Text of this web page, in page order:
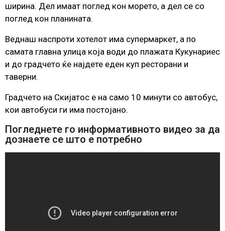
ширина. Дел имаат поглед кон морето, а дел се со
поглед кон планината.
Веднаш наспроти хотелот има супермаркет, а по
самата главна улица која води до плажата Кукунариес
и до градчето ќе најдете еден куп ресторани и
таверни.
Градчето на Скијатос е на само 10 минути со автобус,
кои автобуси ги има постојано.
Погледнете го информативното видео за да
дознаете се што е потребно